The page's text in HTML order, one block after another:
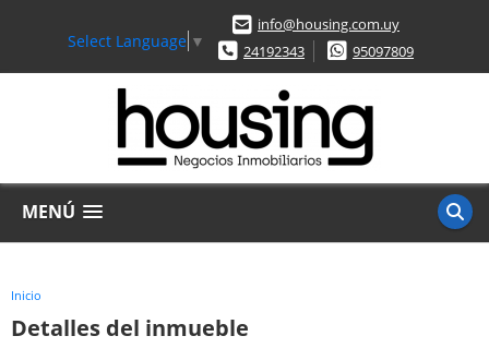
Select Language ▼
info@housing.com.uy
24192343
95097809
MENÚ
Inicio
Detalles del inmueble